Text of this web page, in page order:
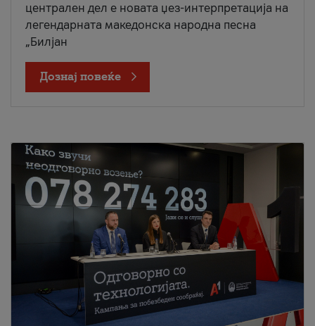
централен дел е новата џез-интерпретација на
легендарната македонска народна песна
„Билјан
Дознај повеќе